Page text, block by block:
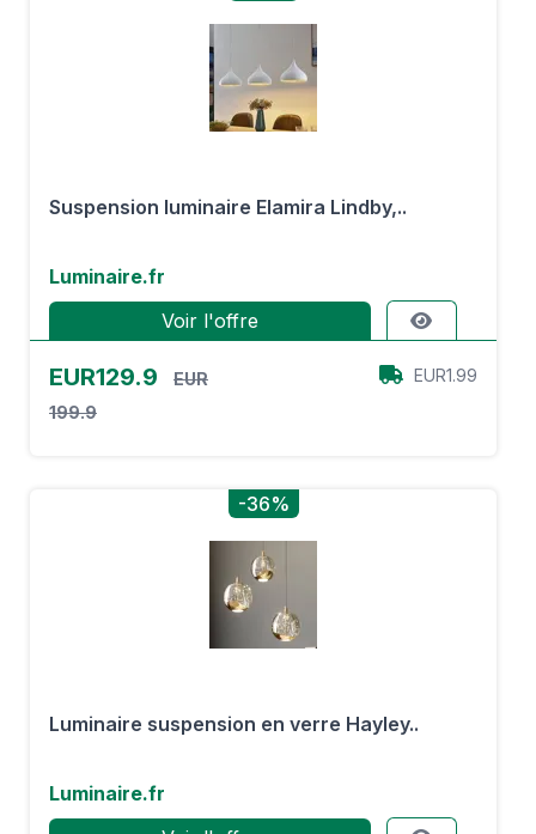
Suspension luminaire Elamira Lindby,..
Luminaire.fr
Voir l'offre
EUR129.9
EUR
199.9
EUR1.99
-36%
Luminaire suspension en verre Hayley..
Luminaire.fr